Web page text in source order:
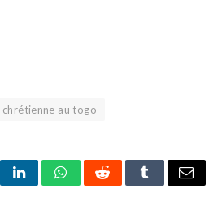
au togo
LinkedInWhatsAppRedditTumblrEmail